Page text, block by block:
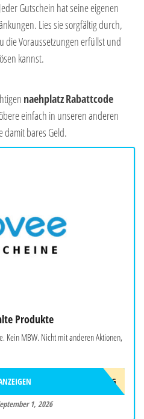
Gutschein hat seine eigenen
Lies sie sorgfältig durch,
die Voraussetzungen erfüllst und
kannst.
naehplatzRabattcode
einfach in unseren anderen
damit bares Geld.
Produkte
Kein MBW. Nicht mit anderen Aktionen,
AFF10AUG
1, 2026